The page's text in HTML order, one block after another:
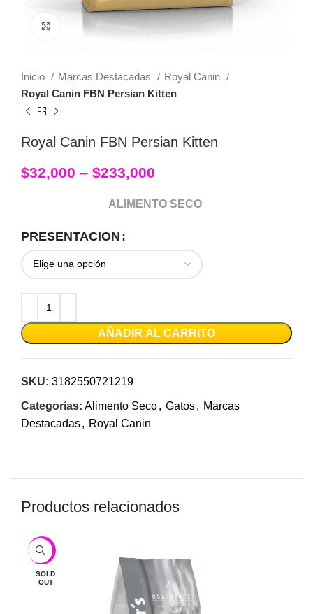
Click to enlarge
Inicio Marcas Destacadas
Royal Canin
Royal Canin FBN Persian Kitten
Royal Canin FBN Persian Kitten
$32,000 – $233,000
ALIMENTO SECO
PRESENTACION
AÑADIR AL CARRITO
SKU: 3182550721219
Categorías: Alimento Seco, Gatos, Marcas
Destacadas, Royal Canin
Productos relacionados
-10%
SOLD
OUT